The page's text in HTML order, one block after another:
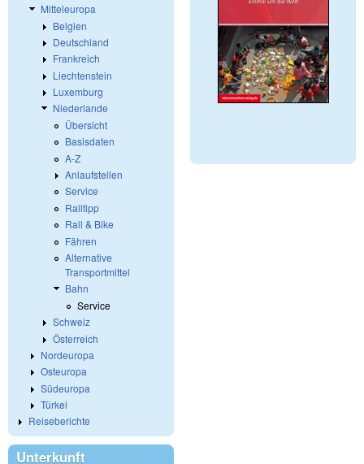
Mitteleuropa
Belgien
Deutschland
Frankreich
Liechtenstein
Luxemburg
Niederlande
Übersicht
Basisdaten
A-Z
Anlaufstellen
Service
Railtipp
Rail & Bike
Fähren
Alternative
Transportmittel
Bahn
Service
Schweiz
Österreich
Nordeuropa
Osteuropa
Südeuropa
Türkei
Reiseberichte
Unterkunft